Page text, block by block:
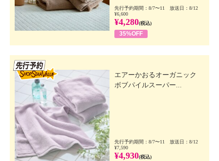
先行予約期間：8/7〜11 放送日：8/12
¥6,600
¥4,280(税込)
35%OFF
エアーかおるオーガニック
ボブパイルスーパー...
先行予約期間：8/7〜11 放送日：8/12
¥7,590
¥4,930(税込)